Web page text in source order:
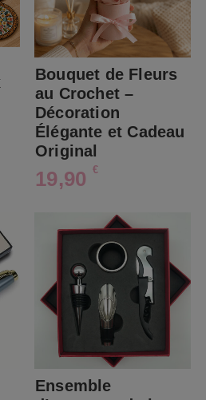
Bouquet de Fleurs
au Crochet –
Décoration
Élégante et Cadeau
Original
19,90 €
Ensemble